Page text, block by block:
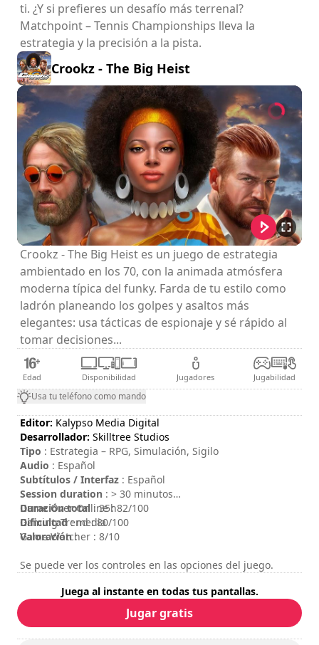
ti. ¿Y si prefieres un desafío más terrenal?
Matchpoint – Tennis Championships lleva la
estrategia y la precisión a la pista.
Crookz - The Big Heist
Crookz - The Big Heist es un juego de estrategia
ambientado en los 70, con la animada atmósfera
moderna típica del funky. Farda de tu estilo como
ladrón planeando los golpes y asaltos más
elegantes: usa tácticas de espionaje y sé rápido al
tomar decisiones...
Edad Disponibilidad Jugadores Jugabilidad
Usa tu teléfono como mando
Editor: Kalypso Media Digital
Desarrollador: Skilltree Studios
Tipo : Estrategia – RPG, Simulación, Sigilo
Audio : Español
Subtítulos / Interfaz : Español
Session duration : > 30 minutos
Duración total: 35h
Dificultad: media
Valoración:
Game Over Online : 82/100
Gaming Trend : 80/100
Game Watcher : 8/10
Se puede ver los controles en las opciones del juego.
Juega al instante en todas tus pantallas.
Jugar gratis